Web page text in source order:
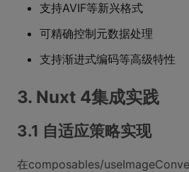
支持AVIF等新兴格式
可精确控制元数据处理
支持渐进式编码等高级特性
3. Nuxt 4集成实践
3.1 自适应策略实现
在composables/